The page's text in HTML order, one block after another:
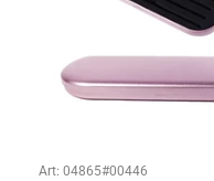
Art: 04865#00446